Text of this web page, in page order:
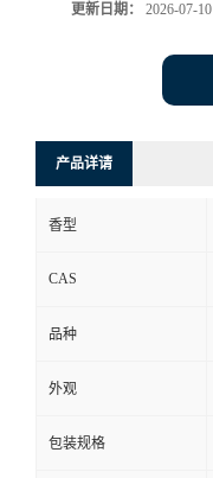
更新日期： 2026-07-10
产品详请
香型
CAS
品种
外观
包装规格